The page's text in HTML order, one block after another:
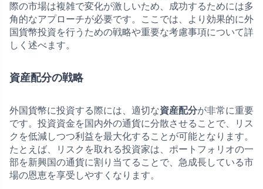
際の市場は複雑で変化が激しいため、成功するためには多
角的なアプローチが必要です。ここでは、より効果的に外
国貨幣投資を行うための戦略や重要な考慮事項について詳
しく述べます。
資産配分の戦略
外国貨幣に投資する際には、適切な資産配分が非常に重要
です。投資資金を国内外の通貨に分散させることで、リス
クを低減しつつ利益を最大化することが可能となります。
たとえば、リスクを取れる投資家は、ポートフォリオの一
部を新興国の通貨に割り当てることで、急成長している市
場の恩恵を享受しやすくなります。